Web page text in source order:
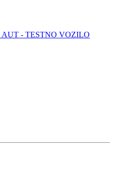
AUT - TESTNO VOZILO